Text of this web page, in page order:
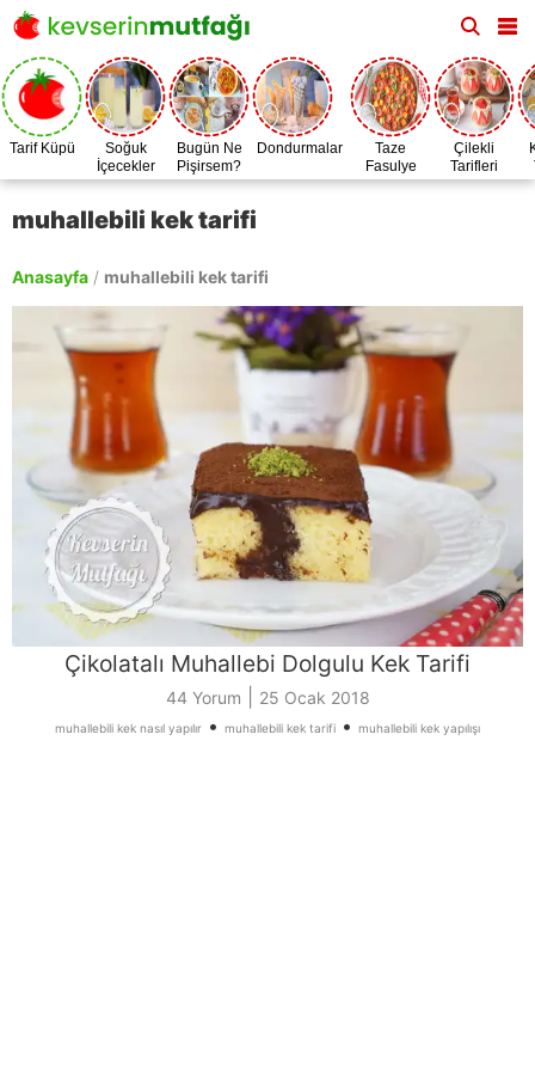
Tarif Küpü
Soğuk
İçecekler
Bugün Ne
Pişirsem?
Dondurmalar
Taze
Fasulye
Zamanı
Çilekli
Tarifleri
muhallebili kek tarifi
Anasayfa / muhallebili kek tarifi
Çikolatalı Muhallebi Dolgulu Kek Tarifi
44 Yorum 25 Ocak 2018
muhallebili kek nasıl yapılır • muhallebili kek tarifi • muhallebili kek yapılışı